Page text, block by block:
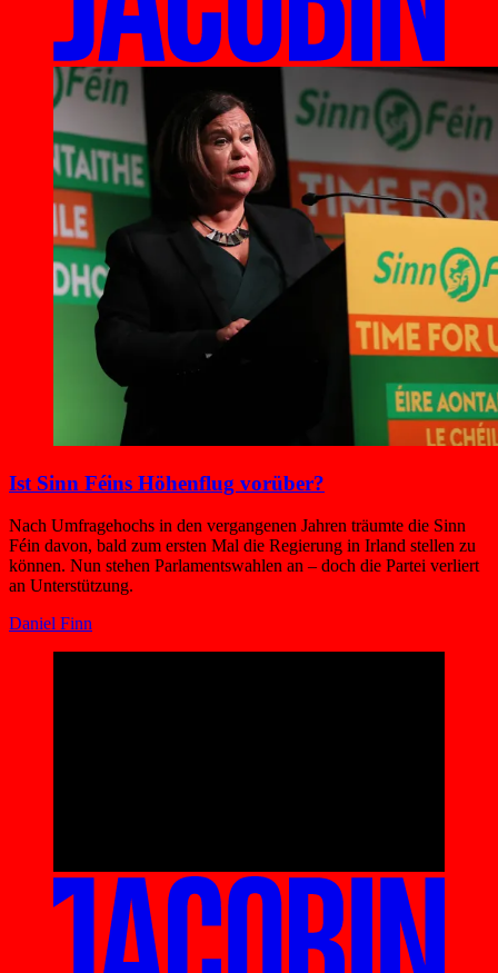
Ist Sinn Féins Höhenflug vorüber?
Nach Umfragehochs in den vergangenen Jahren träumte die Sinn
Féin davon, bald zum ersten Mal die Regierung in Irland stellen zu
können. Nun stehen Parlamentswahlen an – doch die Partei verliert
an Unterstützung.
Daniel Finn